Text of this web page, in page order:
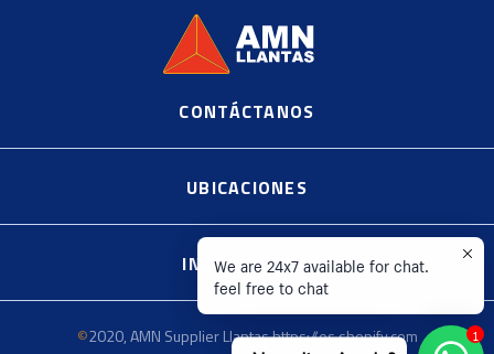
2020, AMN Supplier Llantas https://es.shopify.com
CONTÁCTANOS
UBICACIONES
INFORMACIÓN
©2020, AMN Supplier Llantas https://es.shopify.com
We are 24x7 available for chat.
feel free to chat
1